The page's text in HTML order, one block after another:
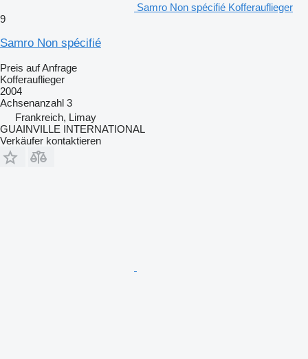
Samro Non spécifié Kofferauflieger
9
Samro Non spécifié
Preis auf Anfrage
Kofferauflieger
2004
Achsenanzahl 3
Frankreich, Limay
GUAINVILLE INTERNATIONAL
Verkäufer kontaktieren